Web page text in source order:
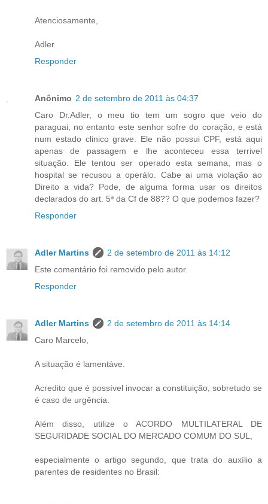
Atenciosamente,
Adler
Responder
Anônimo 2 de setembro de 2011 às 04:37
Caro Dr.Adler, o meu tio tem um sogro que veio do
paraguai, no entanto este senhor sofre do coração, e está
num estado clinico grave. Ele não possui CPF, está aqui
apenas de passagem e lhe aconteceu essa terrivel
situação. Ele tentou ser operado esta semana, mas o
hospital se recusou a operálo. Cabe ai uma violação ao
Direito a vida? Pode, de alguma forma usar os direitos
declarados do art. 5ª da Cf de 88?? O que podemos fazer?
Responder
Adler Martins
2 de setembro de 2011 às 14:12
Este comentário foi removido pelo autor.
Responder
Adler Martins
2 de setembro de 2011 às 14:14
Caro Marcelo,
A situação é lamentáve.
Acredito que é possível invocar a constituição, sobretudo se
é caso de urgência.
Além disso, utilize o ACORDO MULTILATERAL DE
SEGURIDADE SOCIAL DO MERCADO COMUM DO SUL,
especialmente o artigo segundo, que trata do auxílio a
parentes de residentes no Brasil: